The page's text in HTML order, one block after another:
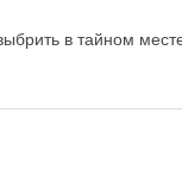
в тайном